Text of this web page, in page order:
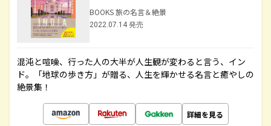
BOOKS 旅の名言＆絶景
2022.07.14 発売
混沌と喧噪、行った人の大半が人生観が変わると言う、イン
ド。「地球の歩き方」が贈る、人生を輝かせる名言と癒やしの
絶景集！
詳細を見る